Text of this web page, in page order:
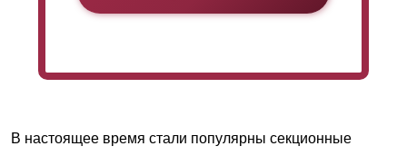
В настоящее время стали популярны секционные